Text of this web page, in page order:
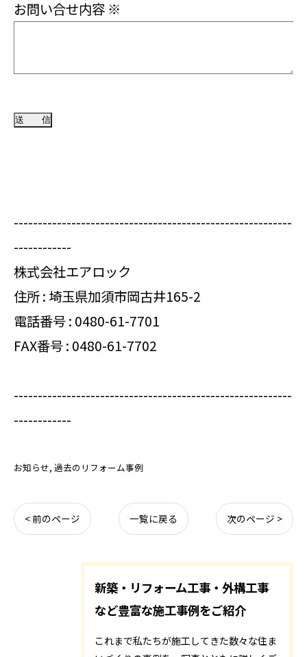
お問い合せ内容 ※
----------------------------------------------------------
------------
株式会社エアロック
住所 : 埼玉県加須市岡古井165-2
電話番号 : 0480-61-7701
FAX番号 : 0480-61-7702
----------------------------------------------------------
------------
お知らせ 過去のリフォーム事例
< 前のページ 一覧に戻る 次のページ >
新築・リフォーム工事・外構工事
など豊富な施工事例をご紹介
これまで私たちが施工してきた数々な住ま